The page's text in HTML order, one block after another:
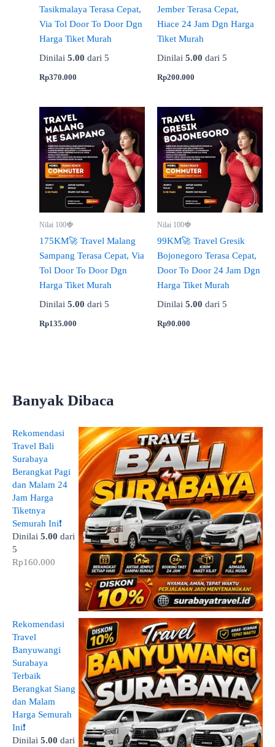
Tasikmalaya Terasa Cepat,
Via Tol Door To Door Dgn
Harga Tiket Murah
Dinilai 5.00 dari 5
Rp370.000
Jember Terasa Cepat,
Hiace 24 Jam Dgn Harga
Tiket Murah
Dinilai 5.00 dari 5
Rp200.000
Nilai 100🍓
175KM🚀 Travel Malang
Sampang Terasa Cepat, Via
Tol Door To Door Dgn
Harga Tiket Murah
Dinilai 5.00 dari 5
Rp135.000
Nilai 100🍓
99KM🚀 Travel Gresik
Bojonegoro Terasa Cepat,
Door To Door 24 Jam Dgn
Harga Tiket Murah
Dinilai 5.00 dari 5
Rp90.000
Banyak Dibaca
Rekomendasi
Travel Bali
Surabaya
Berangkat Pagi
dan Malam 24
Jam Harga
Tiketnya
Semurah Ini❗
Dinilai 5.00 dari
5
Rp160.000
Rekomendasi
Travel
Banyuwangi
Surabaya
Terbaik
Berangkat Siang
dan Malam
Harga Semurah
Ini❗
Dinilai 5.00 dari